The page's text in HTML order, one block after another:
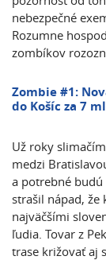
nebezpečné
Rozumne
zombíkov
Zombie #1:
do Košíc za 7
Už roky
medzi
a potrebné
strašil nápad, že
najväčšími
ľudia. Tovar z
trase križovať aj